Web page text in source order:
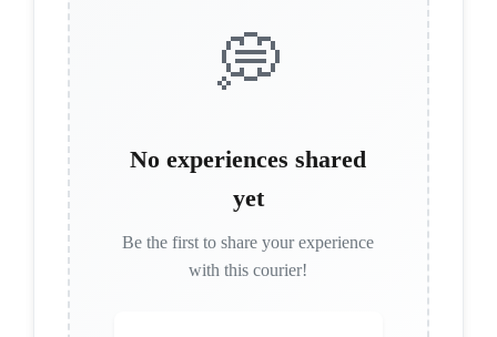
💭
No experiences shared
yet
Be the first to share your experience
with this courier!